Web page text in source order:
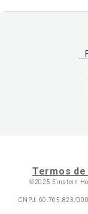
Termos
©2025 Einstein
CNPJ: 60.765.823/